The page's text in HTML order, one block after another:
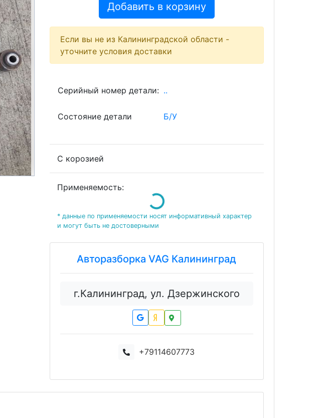
Добавить в корзину
Если вы не из Калининградской области -
уточните условия доставки
Серийный номер детали: ..
Состояние детали Б/У
С корозией
Применяемость: Loading...
* данные по применяемости носят информативный характер
и могут быть не достоверными
Авторазборка VAG Калининград
г.Калининград, ул. Дзержинского
+79114607773